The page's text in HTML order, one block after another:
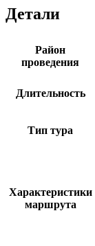
Детали
Район
проведения
Длительность
Тип тура
Характеристики
маршрута